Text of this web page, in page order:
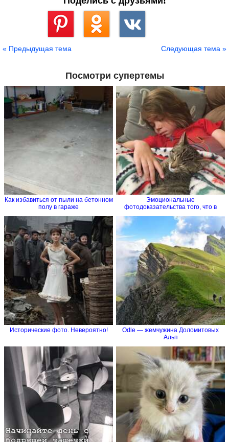
« Предыдущая тема Следующая тема »
Посмотри супертемы
Как избавиться от пыли на бетонном
полу в гараже
Эмоциональные
фотодоказательства того, что в
Исторические фото. Невероятно!
Odle — жемчужина Доломитовых
Альп